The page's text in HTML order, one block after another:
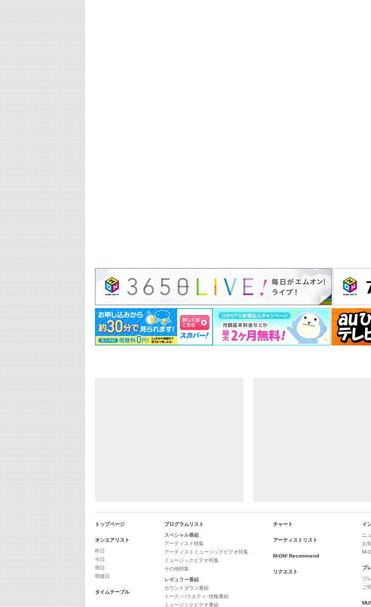
トップページ
オンエアリスト
昨日
今日
明日
明後日
タイムテーブル
プログラムリスト
スペシャル番組
アーティスト特集
アーティストミュージックビデオ特集
ミュージックビデオ特集
その他特集
レギュラー番組
カウントダウン番組
トーク･バラエティ･情報番組
ミュージックビデオ番組
チャート
アーティストリスト
M-ON! Recommend
リクエスト
イ
ニ
お
M-
プ
プ
ご